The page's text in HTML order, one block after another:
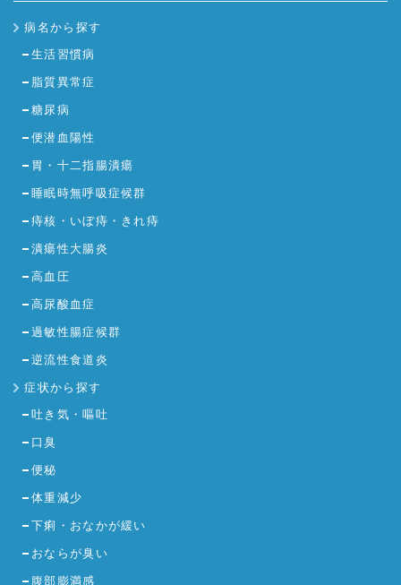
病名から探す
生活習慣病
脂質異常症
糖尿病
便潜血陽性
胃・十二指腸潰瘍
睡眠時無呼吸症候群
痔核・いぼ痔・きれ痔
潰瘍性大腸炎
高血圧
高尿酸血症
過敏性腸症候群
逆流性食道炎
症状から探す
吐き気・嘔吐
口臭
便秘
体重減少
下痢・おなかが緩い
おならが臭い
腹部膨満感